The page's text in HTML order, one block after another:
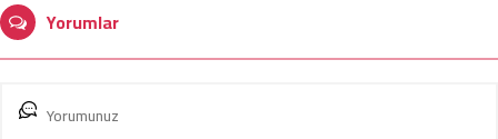
Yorumlar